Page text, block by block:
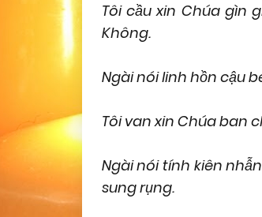
Tôi cầu xin Chúa gìn
Không.
Ngài nói linh hồn cậu
Tôi van xin Chúa ban
Ngài nói tính kiên
sung rụng.